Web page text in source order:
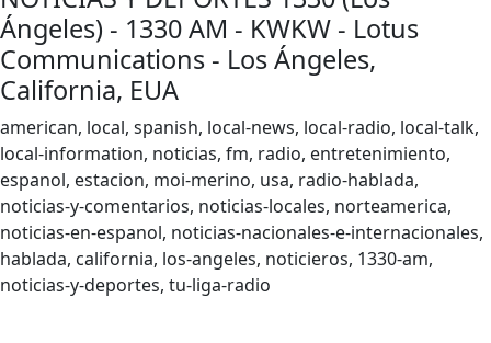
Ángeles) - 1330 AM - KWKW - Lotus
Communications - Los Ángeles,
California, EUA
american, local, spanish, local-news, local-radio, local-talk,
local-information, noticias, fm, radio, entretenimiento,
espanol, estacion, moi-merino, usa, radio-hablada,
noticias-y-comentarios, noticias-locales, norteamerica,
noticias-en-espanol, noticias-nacionales-e-internacionales,
hablada, california, los-angeles, noticieros, 1330-am,
noticias-y-deportes, tu-liga-radio